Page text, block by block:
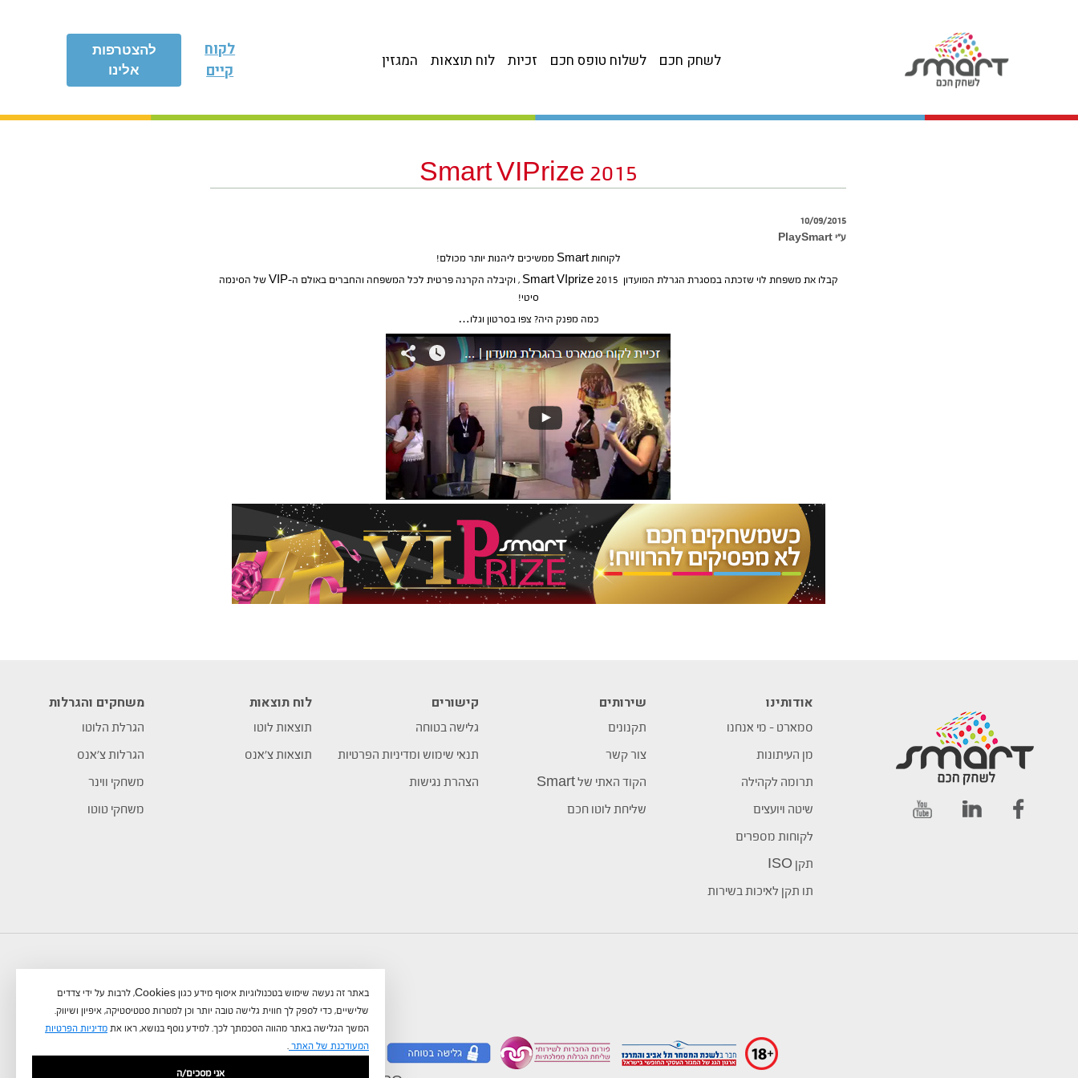
להצטרפות
אלינו
לקוח
קיים
המגזין לוח תוצאות זכיות לשלוח טופס חכם לשחק חכם
2015 Smart VIPrize
10/09/2015
ע״י PlaySmart
לקוחות Smart ממשיכים ליהנות יותר מכולם!
קבלו את משפחת לוי שזכתה במסגרת הגרלת המועדון 2015 Smart VIprize , וקיבלה הקרנה פרטית לכל המשפחה והחברים באולם ה-VIP של הסינמה
סיטי!
כמה מפנק היה? צפו בסרטון וגלו…
אודותינו
סמארט – מי אנחנו
מן העיתונות
תרומה לקהילה
שיטה ויועצים
לקוחות מספרים
תקן ISO
תו תקן לאיכות בשירות
שירותים
תקנונים
צור קשר
הקוד האתי של Smart
שליחת לוטו חכם
קישורים
גלישה בטוחה
תנאי שימוש ומדיניות הפרטיות
הצהרת נגישות
לוח תוצאות
תוצאות לוטו
תוצאות צ’אנס
משחקים והגרלות
הגרלת הלוטו
הגרלות צ’אנס
משחקי ווינר
משחקי טוטו
באתר זה נעשה שימוש בטכנולוגיות איסוף מידע כגון Cookies, לרבות על ידי צדדים
שלישיים, כדי לספק לך חווית גלישה טובה יותר וכן למטרות סטטיסטיקה, איפיון ושיווק.
המשך הגלישה באתר מהווה הסכמתך לכך. למידע נוסף בנושא, ראו את מדיניות הפרטיות
המעודכנת של האתר .
אני מסכים/ה